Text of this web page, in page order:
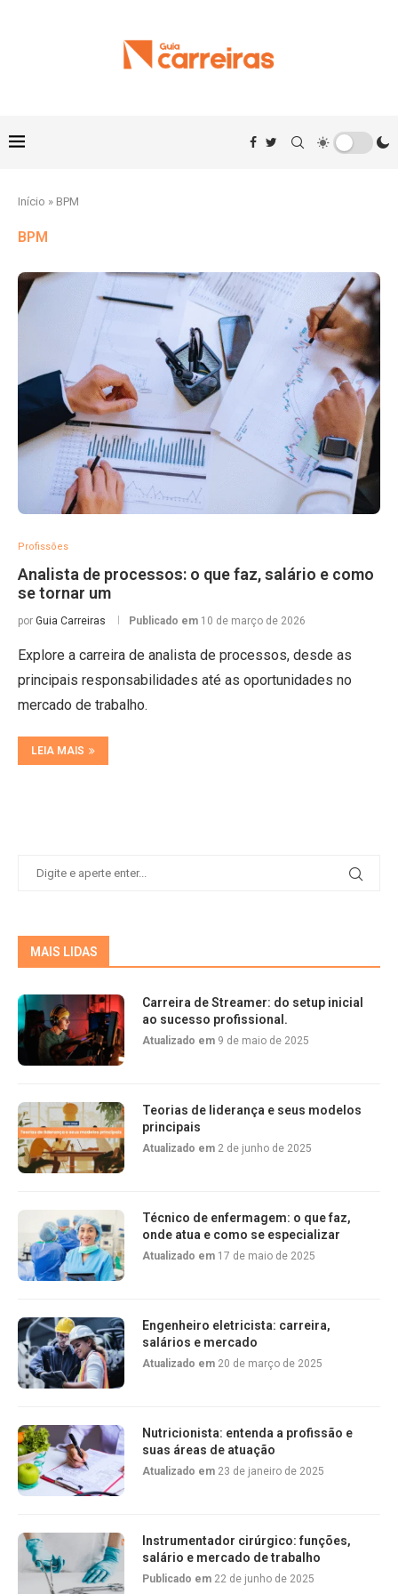
Início » BPM
BPM
Profissões
Analista de processos: o que faz, salário e como
se tornar um
por Guia Carreiras Publicado em 10 de março de 2026
Explore a carreira de analista de processos, desde as
principais responsabilidades até as oportunidades no
mercado de trabalho.
LEIA MAIS
MAIS LIDAS
Carreira de Streamer: do setup inicial
ao sucesso profissional.
Atualizado em 9 de maio de 2025
Teorias de liderança e seus modelos
principais
Atualizado em 2 de junho de 2025
Técnico de enfermagem: o que faz,
onde atua e como se especializar
Atualizado em 17 de maio de 2025
Engenheiro eletricista: carreira,
salários e mercado
Atualizado em 20 de março de 2025
Nutricionista: entenda a profissão e
suas áreas de atuação
Atualizado em 23 de janeiro de 2025
Instrumentador cirúrgico: funções,
salário e mercado de trabalho
Publicado em 22 de junho de 2025